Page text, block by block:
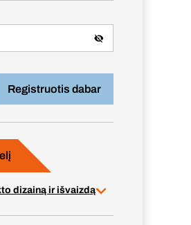
Registruotis dabar
dizainą ir išvaizdą